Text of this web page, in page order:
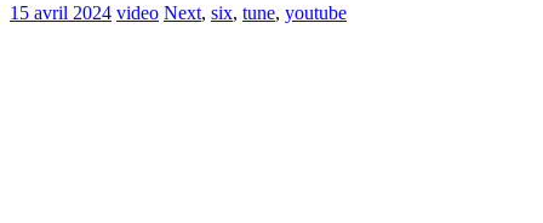
15 avril 2024 video Next, six, tune, youtube